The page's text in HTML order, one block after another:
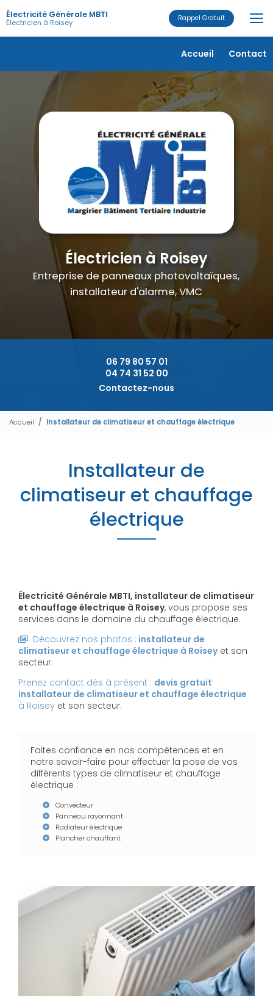
au
contenu
principal
Accueil
Contact
Électricité Générale MBTI
Électricien à Roisey Rappel Gratuit
Électricien à Roisey
Entreprise de panneaux photovoltaïques,
installateur d'alarme, VMC
06 79 80 57 01
04 74 31 52 00
Contactez-nous
Accueil Installateur de climatiseur et chauffage électrique
Installateur de
climatiseur et chauffage
électrique
Électricité Générale MBTI, installateur de climatiseur
et chauffage électrique à Roisey, vous propose ses
services dans le domaine du chauffage électrique.
Découvrez nos photos : installateur de
climatiseur et chauffage électrique à Roiseyet son
secteur.
Prenez contact dès à présent : devis gratuit
installateur de climatiseur et chauffage électrique
à Roisey et son secteur.
Faites confiance en nos compétences et en
notre savoir-faire pour effectuer la pose de vos
différents types de climatiseur et chauffage
électrique :
Convecteur
Panneau rayonnant
Radiateur électrique
Plancher chauffant